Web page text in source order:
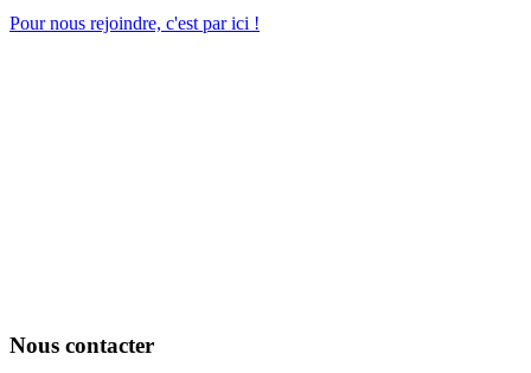
Pour nous rejoindre, c'est par ici !
Nous contacter